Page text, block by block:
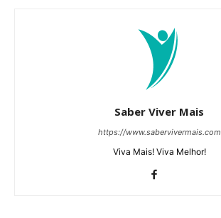
Saber Viver Mais
https://www.sabervivermais.com
Viva Mais! Viva Melhor!